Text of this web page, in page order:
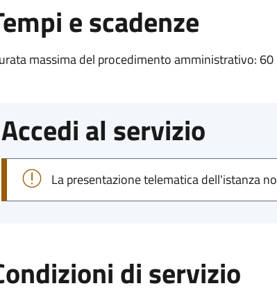
e scadenze
massima del procedimento amministrativo: 60
Accedi al servizio
La presentazione telematica dell'istanza
di servizio